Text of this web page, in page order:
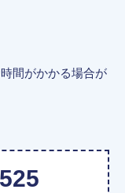
間がかかる場合が